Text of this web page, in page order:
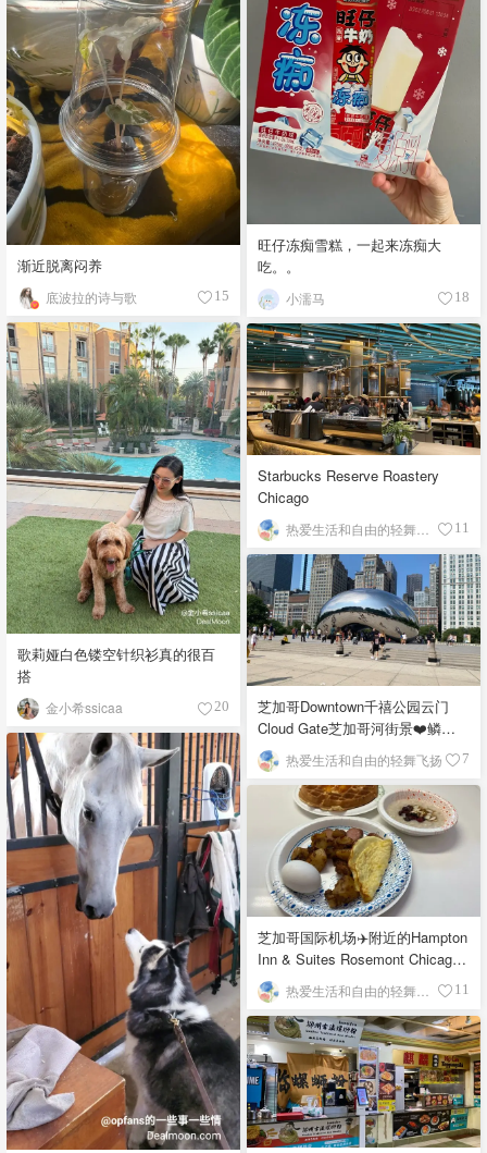
旺仔冻痴雪糕，一起来冻痴大
吃。。
小濡马 18
渐近脱离闷养
底波拉的诗与歌 15
歌莉娅白色镂空针织衫真的很百
搭
金小希ssicaa 20
Starbucks Reserve Roastery
Chicago
11
芝加哥Downtown千禧公园云门
Cloud Gate芝加哥河街景❤️鳞次
栉比的高楼
热爱生活和自由的轻舞飞扬 7
芝加哥国际机场✈️附近的Hampton
Inn & Suites Rosemont Chicago
O'Hare自助早餐
11